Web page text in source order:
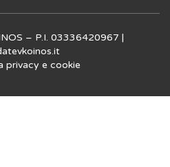
– P.I. 03336420967 |
privacy e cookie